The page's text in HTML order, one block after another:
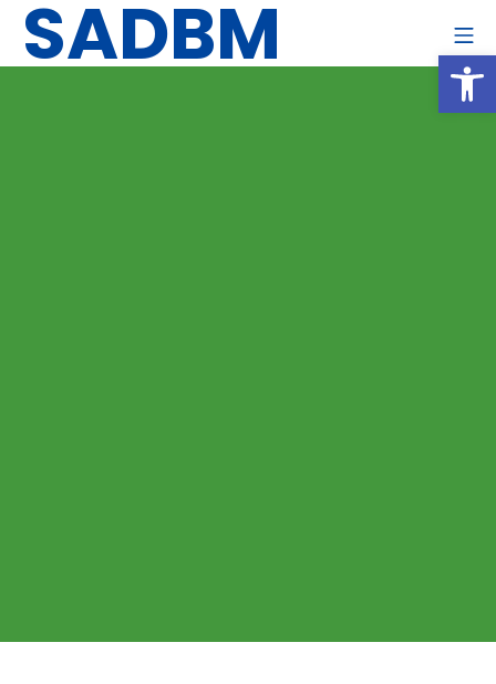
Panneau de gestion des cookies
SADBM Ouvrir la barre d’outils